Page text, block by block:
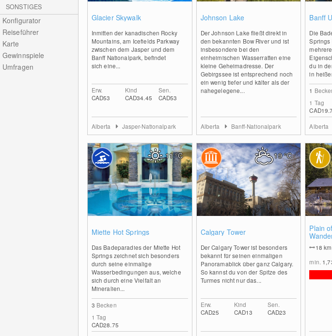
SONSTIGES
Konfigurator
Reiseführer
Karte
Gewinnspiele
Umfragen
Glacier Skywalk
Inmitten der kanadischen Rocky
Mountains, am Icefields Parkway
zwischen dem Jasper und dem
Banff Nationalpark, befindet
sich eine...
Erw.
CAD53
Kind
CAD34.45
Sen.
CAD53
Alberta Jasper-Nationalpark
Johnson Lake
Der Johnson Lake fließt direkt in
den bekannten Bow River und ist
insbesondere bei den
einheimischen Wasserratten eine
kleine Geheimadresse. Der
Gebirgssee ist entsprechend noch
ein wenig tiefer und kälter als der
nahegelegene...
Alberta Banff-Nationalpark
Banff
Die
Springs
du in
in
1
1 Tag
Alberta
Miette Hot Springs
Das Badeparadies der Miette Hot
Springs zeichnet sich besonders
durch seine einmalige
Wasserbedingungen aus, welche
sich durch eine Vielfalt an
Mineralien...
3 Becken
1 Tag
CAD28.75
11°C
Calgary Tower
Der Calgary Tower ist besonders
bekannt für seinen einmaligen
Panoramablick über ganz Calgary.
So kannst du von der Spitze des
Turmes nicht nur das...
Erw.
CAD25
Kind
CAD13
Sen.
CAD23
19°C
Plain
18km
min.